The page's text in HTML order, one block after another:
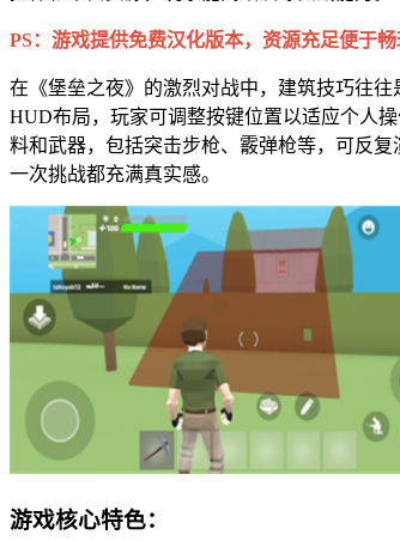
PS：游戏提供免费汉化版本，资源充足便于畅
在《堡垒之夜》的激烈对战中，建筑技巧往
HUD布局，玩家可调整按键位置以适应个人
料和武器，包括突击步枪、霰弹枪等，可反
一次挑战都充满真实感。
游戏核心特色：